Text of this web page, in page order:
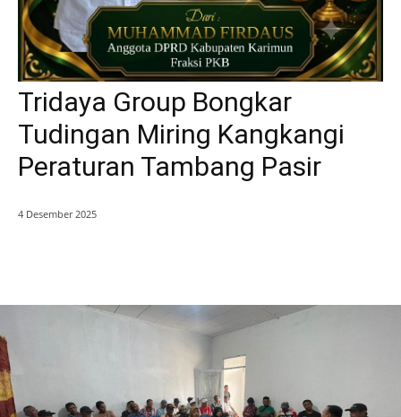
Tridaya Group Bongkar
Tudingan Miring Kangkangi
Peraturan Tambang Pasir
4 Desember 2025